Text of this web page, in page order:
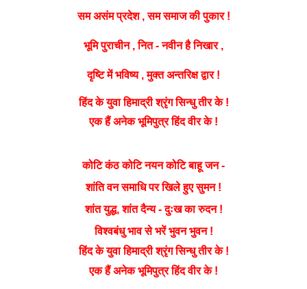
समअसंमप्रदेश ,समसमाजकी पुकार !
भूमि पुराचीन , नित - नवीन है निखार ,
दृष्टिमें भविष्य , मुक्त अन्तरिक्ष द्वार !
हिंद के युवा हिमाद्रीश्रृंगसिन्धु तीर के !
एक हैं अनेक भूमिपुत्र हिंद वीर के !
कोटिकंठ कोटि नयनकोटिबाहू जन -
शांति वन समाधि पर खिले हुए सुमन !
शांतयुद्ध, शांत दैन्य - दुःख का रुदन !
विश्वबंधु भाव से भरें भुवन भुवन !
हिंद के युवा हिमाद्रीश्रृंगसिन्धु तीर के !
एक हैं अनेक भूमिपुत्र हिंद वीर के !